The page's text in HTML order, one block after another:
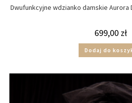
Dwufunkcyjne wdzianko damskie Aurora
699,00 zł
Dodaj do